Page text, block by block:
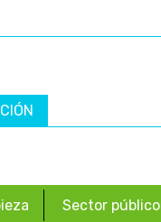
Sector público